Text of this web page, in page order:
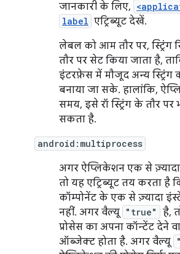
जानकारी के लिए,
label एट्रिब्यूट देखें.
लेबल को आम तौर पर, स्ट्रिंग
तौर पर सेट किया जाता है,
इंटरफ़ेस में मौजूद अन्य स्ट्रिंग
बनाया जा सके. हालांकि,
समय, इसे रॉ स्ट्रिंग के तौर पर
सकता है.
android:multiprocess
अगर ऐप्लिकेशन एक से ज़्यादा
तो यह एट्रिब्यूट तय करता है
कॉम्पोनेंट के एक से ज़्यादा
नहीं. अगर वैल्यू "true"
है,
प्रोसेस का अपना कॉन्टेंट देने
ऑब्जेक्ट होता है. अगर वैल्यू